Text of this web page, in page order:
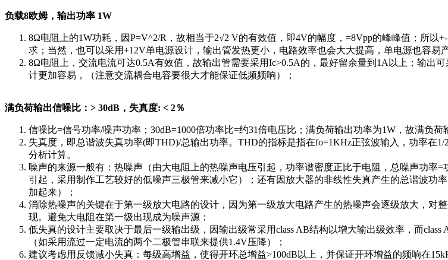
负载8欧姆，输出功率 1W
8Ω电阻上的1W功耗，因P=V^2/R，故相当于2√2 V的有效值，即4V的幅度，=8Vpp的峰峰值；所
求；当然，也可以采用+12V单电源设计，输出管发热更小，电路效率也会大大提高，单电源也容易产
8Ω电阻上，交流电流可达0.5A有效值，故输出管需要采用Ic>0.5A的，最好留余量到1A以上；输出
计更加容易，（注意交流耦合电容要很大才能保证低频频响）；
满负荷输出信噪比：> 30dB，失真度: < 2％
信噪比=信号功率/噪声功率；30dB=1000倍功率比=约31倍电压比；满负荷输出功率为1W，故满负
失真度，即总谐波失真功率(即THD)/总输出功率。THD的指标是指在fo=1KHz正弦波输入，功率在
分析计算。
噪声的来源一般有：热噪声（由大电阻上的热噪声电压引起，功率谱密度正比于电阻，总噪声功
引起，采用制作工艺较好的低噪声三极管来减小它）；还有因放大器的非线性失真产生的总谐波
加起来）；
消除热噪声的关键在于第一级放大电路的设计，因为第一级放大电路产生的热噪声会逐级放大，对
现。避免大电阻在第一级出现成为噪声源；
低失真的设计主要取决于最后一级输出级，因输出级常采用class AB结构以增大输出级效率，而
（如采用流过一定电流的两个二极管串联来提供1.4V压降）；
建议考虑用反馈减小失真：每级高增益，使得开环总增益>100dB以上，并保证开环增益的频响在